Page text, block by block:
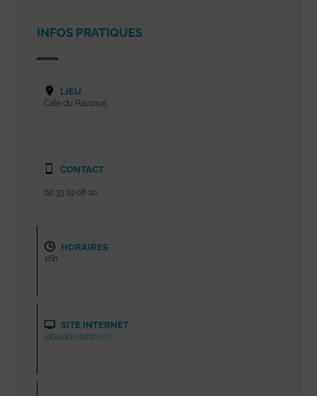
INFOS PRATIQUES
LIEU
Cale du Passous
CONTACT
02 33 19 08 10
HORAIRES
16h
SITE INTERNET
labaladedanton.fr